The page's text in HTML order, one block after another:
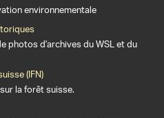
environnementale
photos d'archives du WSL et du
(IFN)
la forêt suisse.